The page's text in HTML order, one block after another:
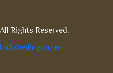
Rights Reserved.